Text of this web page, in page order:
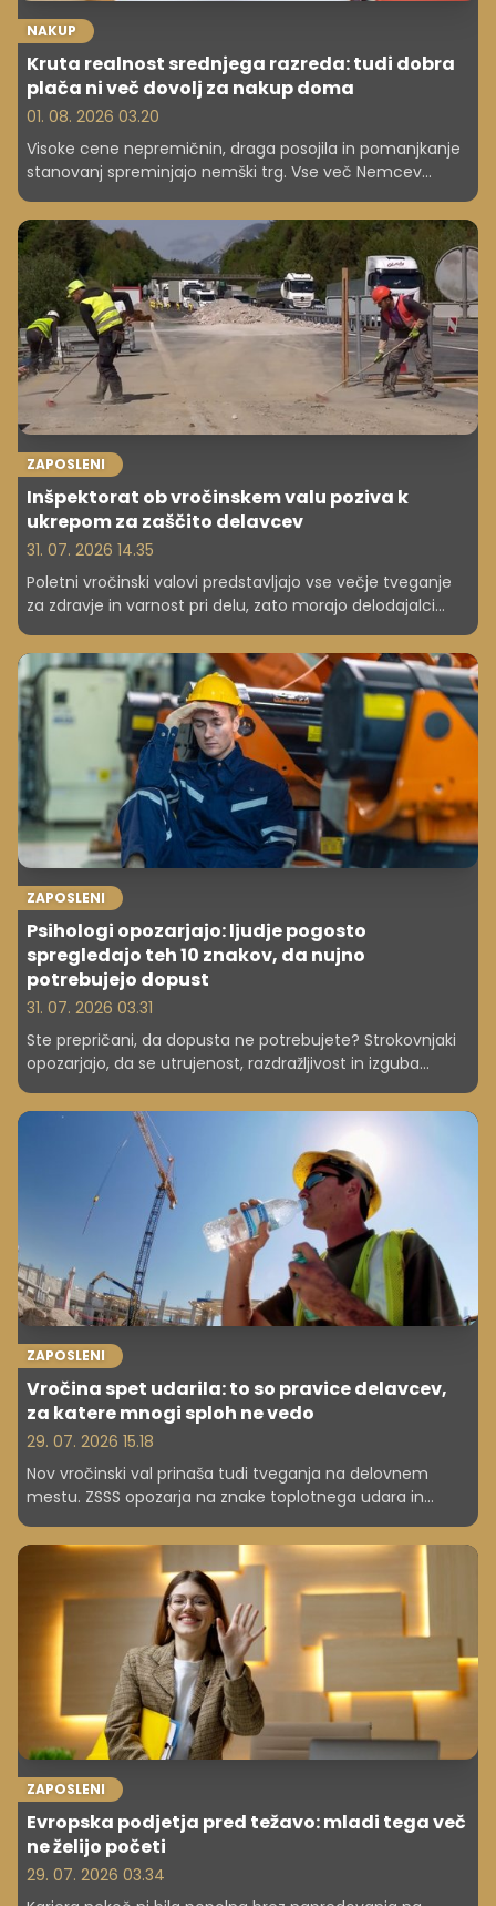
NAKUP
Kruta realnost srednjega razreda: tudi dobra
plača ni več dovolj za nakup doma
01. 08. 2026 03.20
Visoke cene nepremičnin, draga posojila in pomanjkanje
stanovanj spreminjajo nemški trg. Vse več Nemcev
pojavljajo tudi drugod po Evropi. Tudi pri nas ...
ZAPOSLENI
Inšpektorat ob vročinskem valu poziva k
ukrepom za zaščito delavcev
31. 07. 2026 14.35
Poletni vročinski valovi predstavljajo vse večje tveganje
za zdravje in varnost pri delu, zato morajo delodajalci
poudarili na inšpektoratu za delo. Opozorili so, da je treba
ukrepe načrtovati že pred nastopom vročinskega vala,
ne šele takrat, ko so temperature že visoke.
ZAPOSLENI
Psihologi opozarjajo: ljudje pogosto
spregledajo teh 10 znakov, da nujno
potrebujejo dopust
31. 07. 2026 03.31
Ste prepričani, da dopusta ne potrebujete? Strokovnjaki
opozarjajo, da se utrujenost, razdražljivost in izguba
da je skrajni čas za odklop od dela.
ZAPOSLENI
Vročina spet udarila: to so pravice delavcev,
za katere mnogi sploh ne vedo
29. 07. 2026 15.18
Nov vročinski val prinaša tudi tveganja na delovnem
mestu. ZSSS opozarja na znake toplotnega udara in
pojasnjuje, katere ukrepe morajo delodajalci zagotoviti
zaposlenim.
ZAPOSLENI
Evropska podjetja pred težavo: mladi tega več
ne želijo početi
29. 07. 2026 03.34